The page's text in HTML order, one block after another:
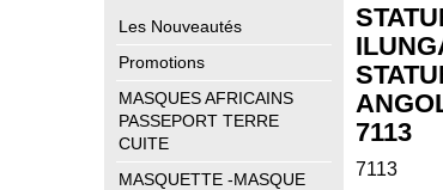
Les Nouveautés
Promotions
MASQUES AFRICAINS
PASSEPORT TERRE
CUITE
MASQUETTE -MASQUE
7113
7113